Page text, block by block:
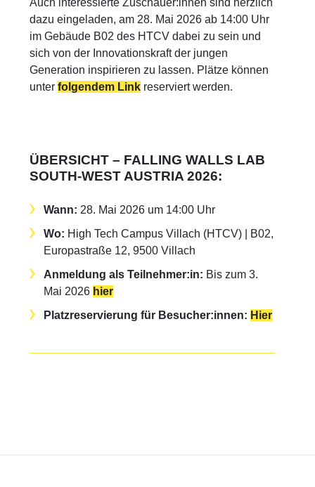
dazu eingeladen, am 28. Mai 2026 ab 14:00 Uhr
im Gebäude B02 des HTCV dabei zu sein und
sich von der Innovationskraft der jungen
Generation inspirieren zu lassen. Plätze können
unter folgendem Linkreserviert werden.
ÜBERSICHT – FALLING WALLS LAB
SOUTH-WEST AUSTRIA 2026:
Wann: 28. Mai 2026 um 14:00 Uhr
Wo: High Tech Campus Villach (HTCV) | B02,
Europastraße 12, 9500 Villach
Anmeldung als Teilnehmer:in: Bis zum 3.
Mai 2026 hier
Platzreservierung für Besucher:innen: Hier